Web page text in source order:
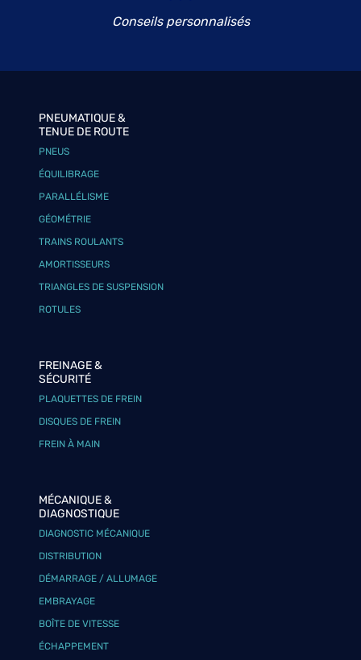
Conseils personnalisés
PNEUMATIQUE &
TENUE DE ROUTE
PNEUS
ÉQUILIBRAGE
PARALLÉLISME
GÉOMÉTRIE
TRAINS ROULANTS
AMORTISSEURS
TRIANGLES DE SUSPENSION
ROTULES
FREINAGE &
SÉCURITÉ
PLAQUETTES DE FREIN
DISQUES DE FREIN
FREIN À MAIN
MÉCANIQUE &
DIAGNOSTIQUE
DIAGNOSTIC MÉCANIQUE
DISTRIBUTION
DÉMARRAGE / ALLUMAGE
EMBRAYAGE
BOÎTE DE VITESSE
ÉCHAPPEMENT